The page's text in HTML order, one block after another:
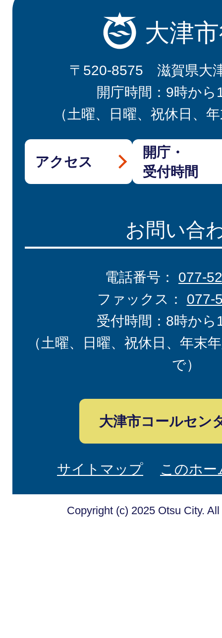
大津
〒520-8575 滋賀県大
開庁時間：9時から
（土曜、日曜、祝休日、
アクセス
開庁・
受付時間
お問い合
電話番号： 077-
ファックス： 077-
受付時間：8時から
（土曜、日曜、祝休日、年末
で）
大津市コールセン
サイトマップ このホ
Copyright (c) 2025 Otsu City.